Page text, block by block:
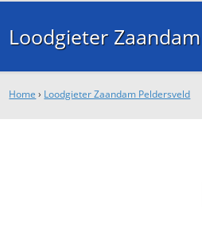
Loodgieter Zaandam
Home › Loodgieter Zaandam Peldersveld